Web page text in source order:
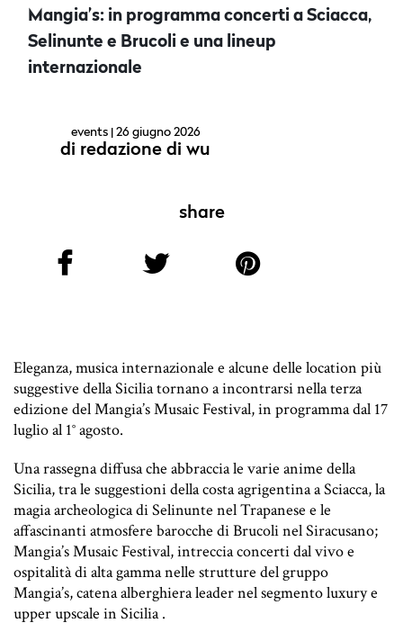
Mangia’s: in programma concerti a Sciacca,
Selinunte e Brucoli e una lineup
internazionale
events| 26 giugno 2026
di redazione di wu
share
Eleganza, musica internazionale e alcune delle location più
suggestive della Sicilia tornano a incontrarsi nella terza
edizione del Mangia’s Musaic Festival, in programma dal 17
luglio al 1° agosto.
Una rassegna diffusa che abbraccia le varie anime della
Sicilia, tra le suggestioni della costa agrigentina a Sciacca, la
magia archeologica di Selinunte nel Trapanese e le
affascinanti atmosfere barocche di Brucoli nel Siracusano;
Mangia’s Musaic Festival, intreccia concerti dal vivo e
ospitalità di alta gamma nelle strutture del gruppo
Mangia’s, catena alberghiera leader nel segmento luxury e
upper upscale in Sicilia .